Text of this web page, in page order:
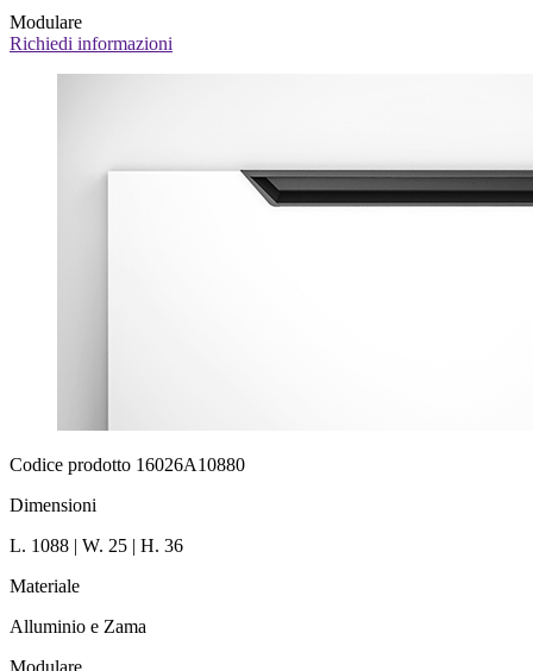
Modulare
Richiedi informazioni
Codice prodotto 16026A10880
Dimensioni
L. 1088 | W. 25 | H. 36
Materiale
Alluminio e Zama